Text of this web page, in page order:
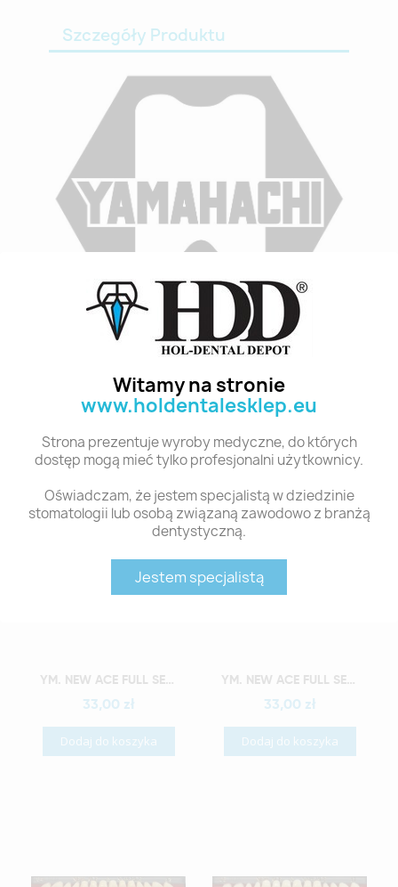
Witamy na stronie
www.holdentalesklep.eu
Strona prezentuje wyroby medyczne, do których
dostęp mogą mieć tylko profesjonalni użytkownicy.
Oświadczam, że jestem specjalistą w dziedzinie
stomatologii lub osobą związaną zawodowo z branżą
dentystyczną.
Jestem specjalistą
Szczegóły Produktu
B2 TL4 28
Polecane produkty z tej kategorii
Szybki podgląd YM. NEW ACE FULL SET - AKRYLOWE ZĘBY SZTUCZNE - B2-O2
33,00 zł
Dodaj do koszyka
Szybki podgląd YM. NEW ACE FULL SET - AKRYLOWE ZĘBY SZTUCZNE - B2-O3
33,00 zł
Dodaj do koszyka